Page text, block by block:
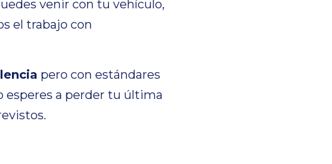
venir con tu vehículo,
el trabajo con
pero con estándares
esperes a perder tu última